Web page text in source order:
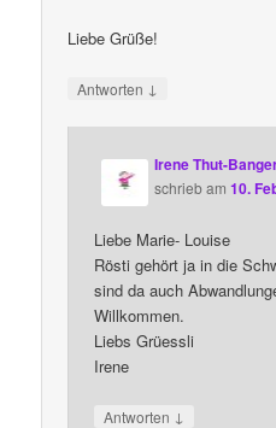
Liebe Grüße!
Antworten ↓
Irene Thut-
schriebam10.
Liebe Marie- Louise
Rösti gehört ja in die
sind da auch
Willkommen.
Liebs Grüessli
Irene
Antworten ↓